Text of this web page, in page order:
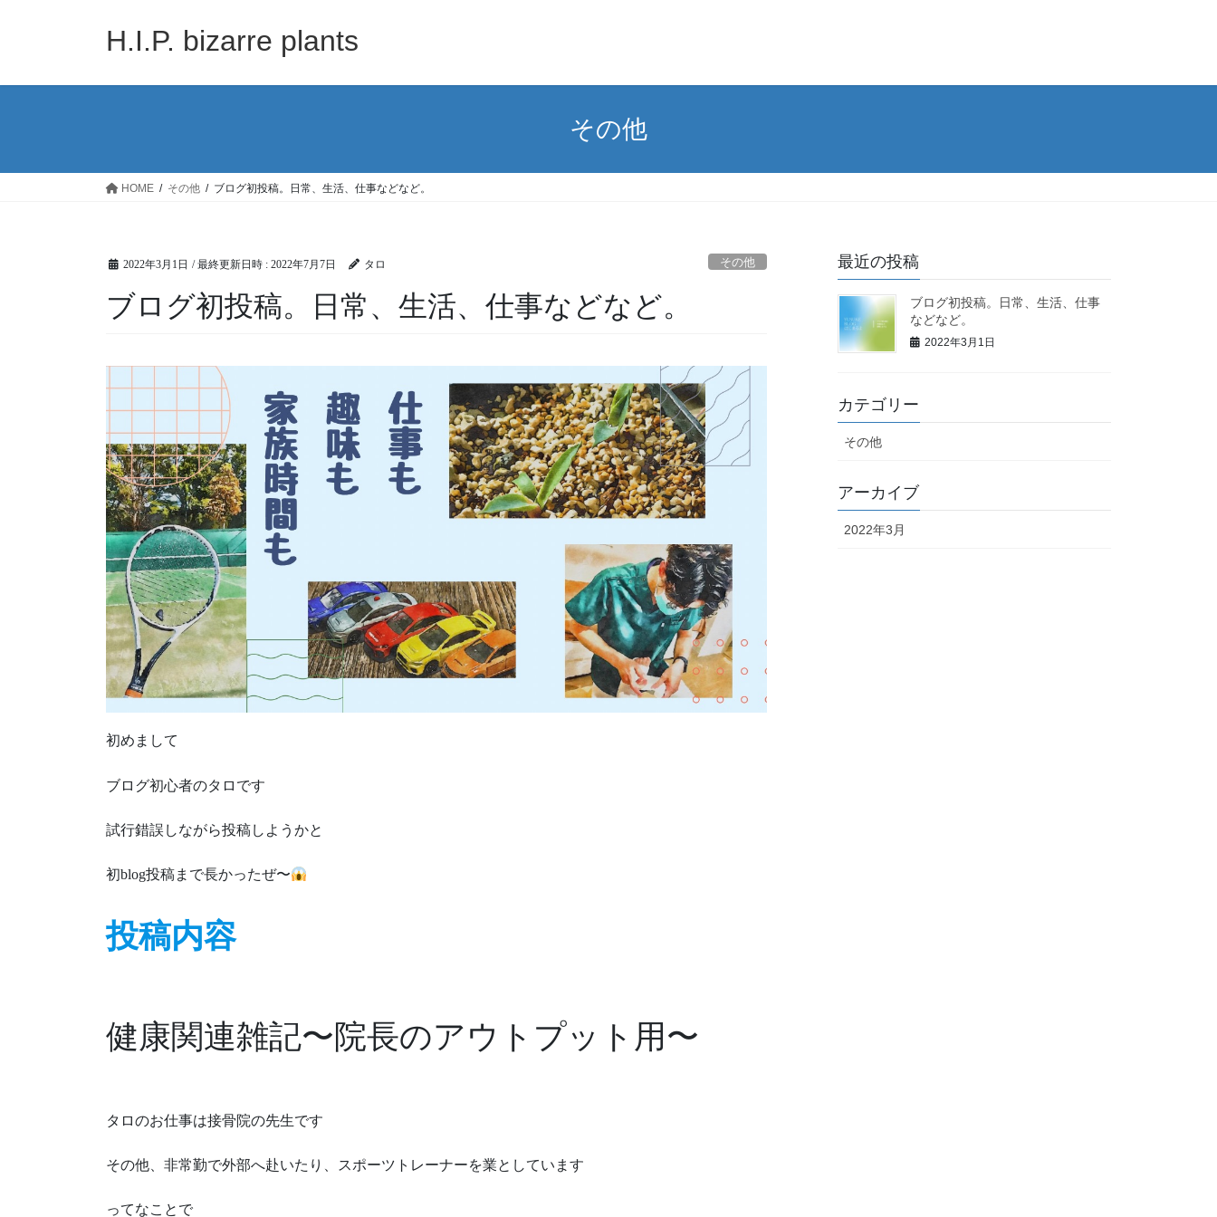
H.I.P. bizarre plants
その他
HOME その他 ブログ初投稿。日常、生活、仕事などなど。
2022年3月1日 / 最終更新日時 : 2022年7月7日 タロ その他
ブログ初投稿。日常、生活、仕事などなど。
初めまして
ブログ初心者のタロです
試行錯誤しながら投稿しようかと
初blog投稿まで長かったぜ〜
投稿内容
健康関連雑記〜院長のアウトプット用〜
タロのお仕事は接骨院の先生です
その他、非常勤で外部へ赴いたり、スポーツトレーナーを業としています
ってなことで
最近の投稿
ブログ初投稿。日常、生活、仕事
などなど。
2022年3月1日
カテゴリー
その他
アーカイブ
2022年3月